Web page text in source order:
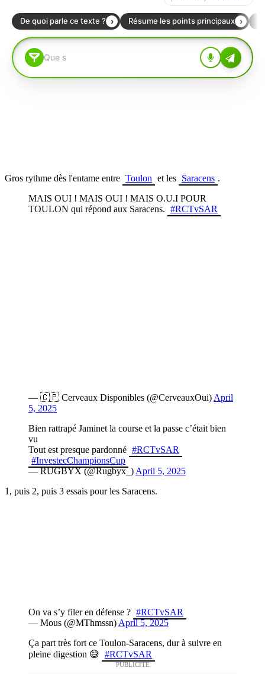
Gros rythme dès l'entame entre Toulon et les Saracens .
MAIS OUI ! MAIS OUI ! MAIS O.U.I POUR
TOULON qui répond aux Saracens. #RCTvSAR
— 🇨🇵 Cerveaux Disponibles (@CerveauxOui) April
5, 2025
Bien rattrapé Jaminet la course et la passe c’était bien
vu
Tout est presque pardonné #RCTvSAR
#InvestecChampionsCup
— RUGBYX (@Rugbyx_) April 5, 2025
1, puis 2, puis 3 essais pour les Saracens.
On va s’y filer en défense ? #RCTvSAR
— Mous (@MThmssn) April 5, 2025
Ça part très fort ce Toulon-Saracens, dur à suivre en
pleine digestion 😅 #RCTvSAR